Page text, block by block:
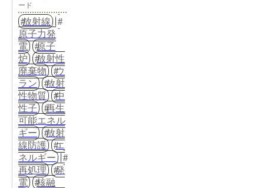
ード
放射線
原子力発
電
原子
炉
放射性
廃棄物
ウ
ラン
放射
性物質
中
性子
再生
可能エネル
ギー
放射
線防護
エ
ネルギー
再処理
発
電
核融